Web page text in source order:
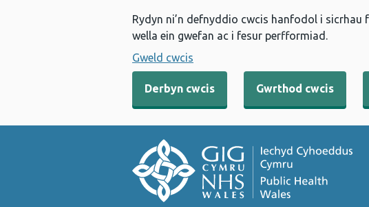
Rydyn ni’n defnyddio cwcis hanfodol i
wella ein gwefan ac i fesur perfformiad.
Gweld cwcis
Derbyn cwcis Gwrthod cwcis